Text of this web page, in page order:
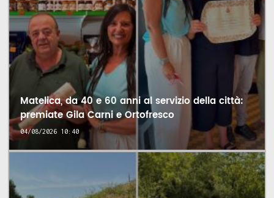
Matelica, da 40 e 60 anni al servizio della città:
premiate Gila Carni e Ortofresco
04/08/2026 10:40